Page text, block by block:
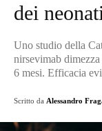
dei neonati
Uno studio della
nirsevimab
6 mesi. Efficacia
Scritto da Alessandro